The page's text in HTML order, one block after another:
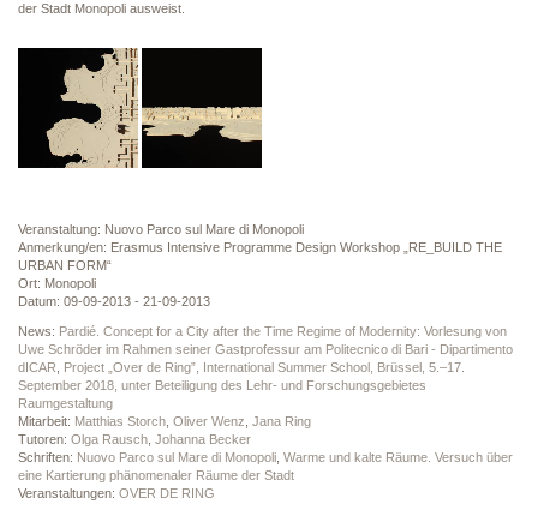
der Stadt Monopoli ausweist.
Veranstaltung: Nuovo Parco sul Mare di Monopoli
Anmerkung/en: Erasmus Intensive Programme Design Workshop „RE_BUILD THE
URBAN FORM“
Ort: Monopoli
Datum: 09-09-2013 - 21-09-2013
News: Pardié. Concept for a City after the Time Regime of Modernity: Vorlesung von
Uwe Schröder im Rahmen seiner Gastprofessur am Politecnico di Bari - Dipartimento
dICAR
Project „Over de Ring”, International Summer School, Brüssel, 5.–17.
September 2018, unter Beteiligung des Lehr- und Forschungsgebietes
Raumgestaltung
Mitarbeit: Matthias Storch Oliver Wenz Jana Ring
Tutoren: Olga Rausch Johanna Becker
Schriften: Nuovo Parco sul Mare di Monopoli Warme und kalte Räume. Versuch über
eine Kartierung phänomenaler Räume der Stadt
Veranstaltungen: OVER DE RING